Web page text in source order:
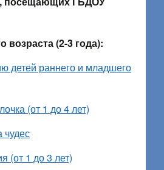
возраста (2-3 года):
детей раннего и младшего
(от 1 до 4 лет)
чудес
(от 1 до 3 лет)